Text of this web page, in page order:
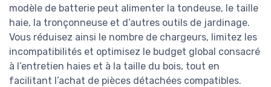
modèle de batterie peut alimenter la tondeuse, le taille
haie, la tronçonneuse et d’autres outils de jardinage.
Vous réduisez ainsi le nombre de chargeurs, limitez les
incompatibilités et optimisez le budget global consacré
à l’entretien haies et à la taille du bois, tout en
facilitant l’achat de pièces détachées compatibles.